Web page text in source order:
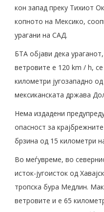
кон запад преку Тихиот
копното на Мексико,
урагани на САД.
БТА објави дека
ветровите е 120 km / h,
километри југозападно
мексиканската држава
Нема издадени
опасност за
брзина од 15 километри
Во меѓувреме, во
исток-југоисток од
тропска бура Медлин.
ветровите и е 65